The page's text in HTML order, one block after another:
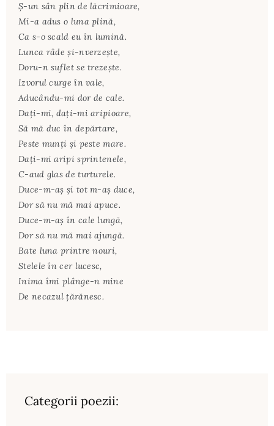
Ş-un sân plin de lăcrimioare,
Mi-a adus o luna plină,
Ca s-o scald eu în lumină.
Lunca râde şi-nverzeşte,
Doru-n suflet se trezeşte.
Izvorul curge în vale,
Aducându-mi dor de cale.
Daţi-mi, daţi-mi aripioare,
Să mă duc în depărtare,
Peste munţi şi peste mare.
Daţi-mi aripi sprintenele,
C-aud glas de turturele.
Duce-m-aş şi tot m-aş duce,
Dor să nu mă mai apuce.
Duce-m-aş în cale lungă,
Dor să nu mă mai ajungă.
Bate luna printre nouri,
Stelele în cer lucesc,
Inima îmi plânge-n mine
De necazul ţărănesc.
Categorii poezii: